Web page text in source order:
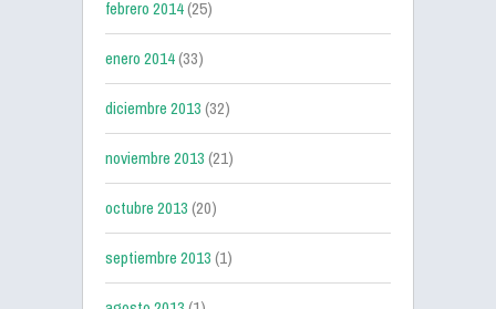
febrero 2014(25)
enero 2014(33)
diciembre 2013(32)
noviembre 2013(21)
octubre 2013(20)
septiembre 2013(1)